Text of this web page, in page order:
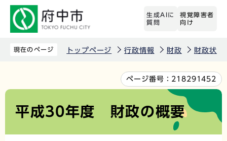
先
す
生成AIに
質問
視覚障害者
向け
現在のページ トップページ 行政情報 財政 財政状況
文
か
ページ番号： 218291452
平成30年度 財政の概要